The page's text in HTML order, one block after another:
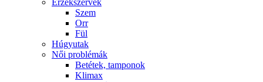
Érzékszervek
Szem
Orr
Fül
Húgyutak
Női problémák
Betétek, tamponok
Klimax